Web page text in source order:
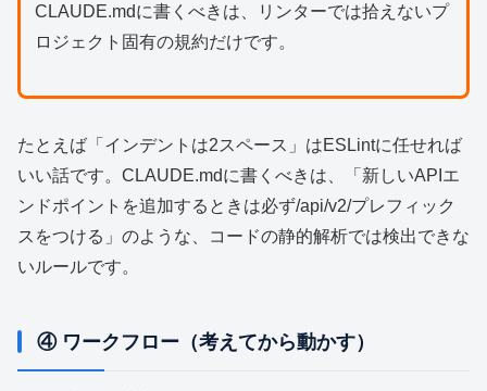
CLAUDE.mdに書くべきは、リンターでは拾えないプ
ロジェクト固有の規約だけです。
たとえば「インデントは2スペース」はESLintに任せれば
いい話です。CLAUDE.mdに書くべきは、「新しいAPIエ
ンドポイントを追加するときは必ず/api/v2/プレフィック
スをつける」のような、コードの静的解析では検出できな
いルールです。
④ ワークフロー（考えてから動かす）